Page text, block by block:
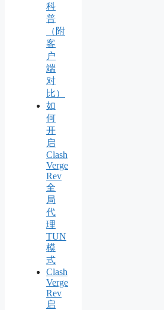
科
普
（附
客
户
端
对
比）
如
何
开
启
Clash
Verge
Rev
全
局
代
理
TUN
模
式
Clash
Verge
Rev
启